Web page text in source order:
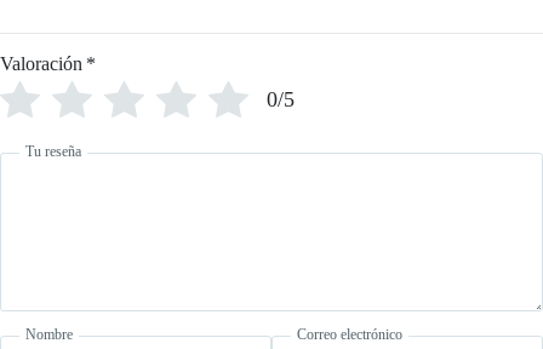
Valoración *
0/5
Tu reseña
Nombre Correo electrónico